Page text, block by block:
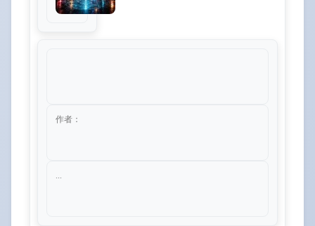
作者：
...